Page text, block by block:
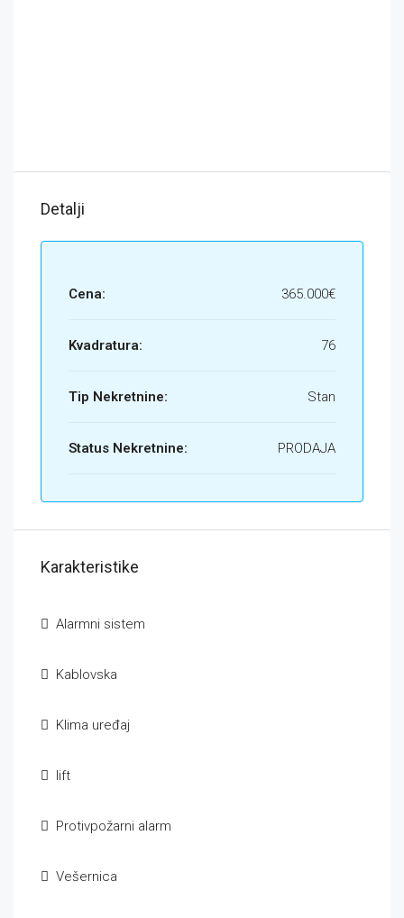
Detalji
Cena: 365.000€
Kvadratura: 76
Tip Nekretnine: Stan
Status Nekretnine: PRODAJA
Karakteristike
Alarmni sistem
Kablovska
Klima uređaj
lift
Protivpožarni alarm
Vešernica